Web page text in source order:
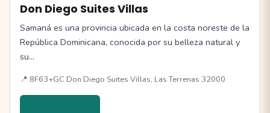
Don Diego Suites Villas
Samaná es una provincia ubicada en la costa noreste de la
República Dominicana, conocida por su belleza natural y
su…
📍 8F63+GC Don Diego Suites Villas, Las Terrenas 32000